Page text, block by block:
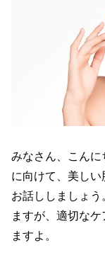
みなさん、こん
に向けて、美し
お話ししましょ
ますが、適切な
ますよ。